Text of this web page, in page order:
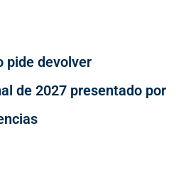
pide devolver
de 2027 presentado por